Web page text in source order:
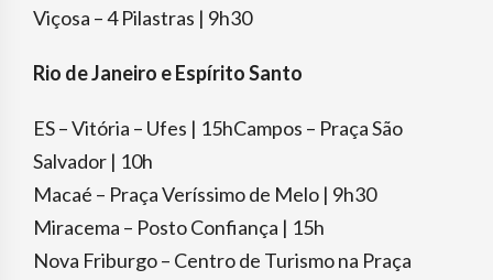
Viçosa – 4 Pilastras | 9h30
Rio de Janeiro e Espírito Santo
ES – Vitória – Ufes | 15hCampos – Praça São
Salvador | 10h
Macaé – Praça Veríssimo de Melo | 9h30
Miracema – Posto Confiança | 15h
Nova Friburgo – Centro de Turismo na Praça